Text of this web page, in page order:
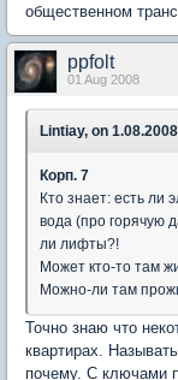
общественном
ppfolt
01 Aug 2008
Lintiay, on
Корп. 7
Кто знает: есть ли
вода (про горячую
ли лифты?!
Может кто-то там
Можно-ли там
Точно знаю что
квартирах.
почему. С ключами